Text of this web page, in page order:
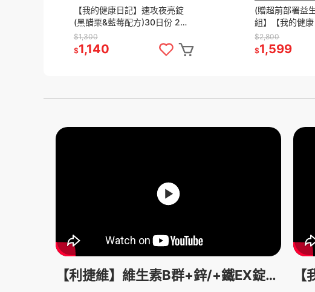
【我的健康日記】速攻夜亮錠
(黑醋栗&藍莓配方)30日份 2入
組
$1,300
$1,140
(贈超前部署益
組】【我的健
膠原飲24入
$2,800
$1,599
【利捷維】維生素B群+鋅/+鐵EX錠